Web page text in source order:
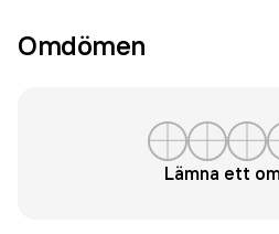
Omdömen
Lämna ett